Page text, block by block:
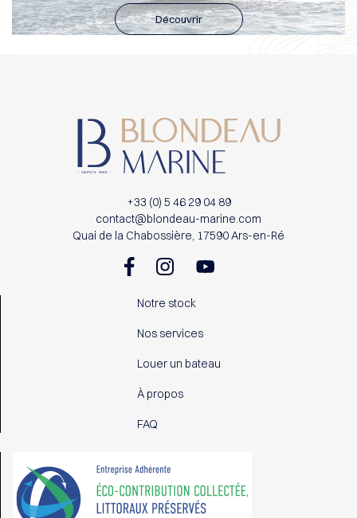
Découvrir
+33 (0) 5 46 29 04 89
contact@blondeau-marine.com
Quai de la Chabossière, 17590 Ars-en-Ré
Notre stock
Nos services
Louer un bateau
À propos
FAQ